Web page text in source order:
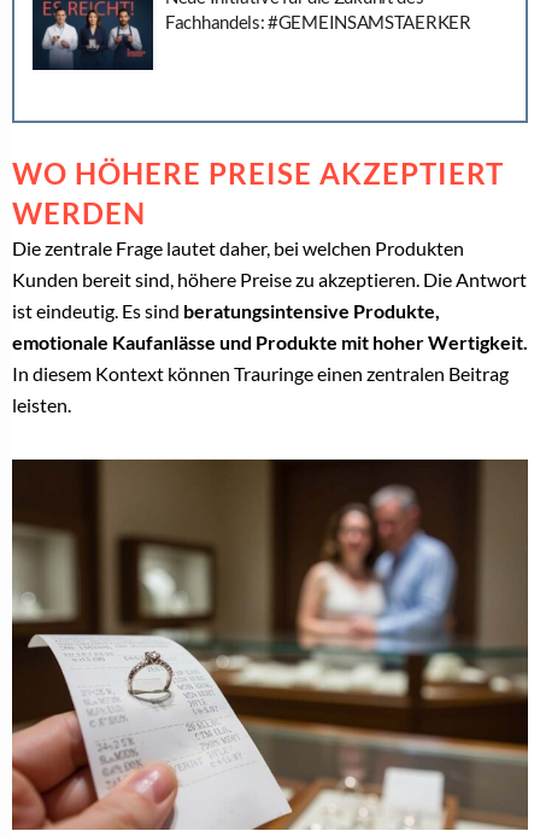
Fachhandels: #GEMEINSAMSTAERKER
WO HÖHERE PREISE AKZEPTIERT
WERDEN
Die zentrale Frage lautet daher, bei welchen Produkten
Kunden bereit sind, höhere Preise zu akzeptieren. Die Antwort
ist eindeutig. Es sind beratungsintensive Produkte,
emotionale Kaufanlässe und Produkte mit hoher Wertigkeit.
In diesem Kontext können Trauringe einen zentralen Beitrag
leisten.